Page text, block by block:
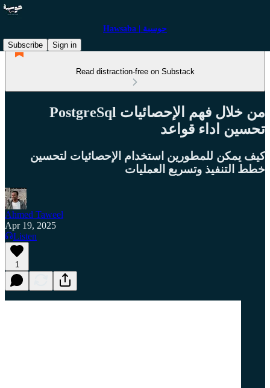
Hawsaba | حوسبة
Subscribe
Sign in
Read distraction-free on Substack
من خلال فهم الإحصائيات PostgreSql
تحسين اداء قواعد
كيف يمكن للمطورين استخدام الإحصائيات لتحسين
خطط التنفيذ وتسريع العمليات
Ahmed Taweel
Apr 19, 2025
Listen
1